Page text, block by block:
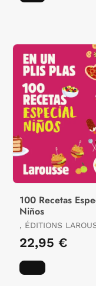
100 Recetas
Niños
, ÉDITIONS
22,95 €